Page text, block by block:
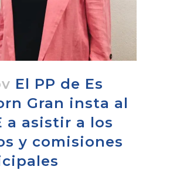
El PP de Es
Gran insta al
a asistir a los
y comisiones